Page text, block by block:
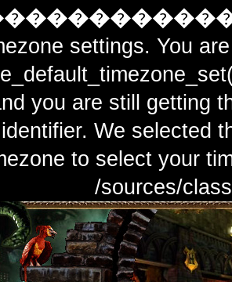
settings. You
you are still getting
We selected
to select
/sources/